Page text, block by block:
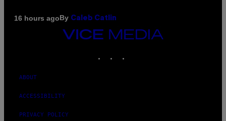
16 hours agoBy Caleb Catlin
VICE
ABOUT
ACCESSIBILITY
PRIVACY POLICY